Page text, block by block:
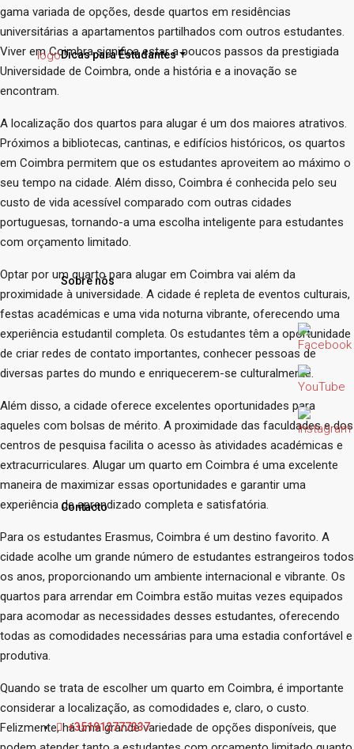
Dicas para Estudantes
Sobre nós
Contacto
+351912777337
gama variada de opções, desde quartos em residências
universitárias a apartamentos partilhados com outros estudantes.
Viver em Coimbra significa estar a poucos passos da prestigiada
Universidade de Coimbra, onde a história e a inovação se
encontram.
A localização dos quartos para alugar é um dos maiores atrativos.
Próximos a bibliotecas, cantinas, e edifícios históricos, os quartos
em Coimbra permitem que os estudantes aproveitem ao máximo o
seu tempo na cidade. Além disso, Coimbra é conhecida pelo seu
custo de vida acessível comparado com outras cidades
portuguesas, tornando-a uma escolha inteligente para estudantes
com orçamento limitado.
Optar por um quarto para alugar em Coimbra vai além da
proximidade à universidade. A cidade é repleta de eventos culturais,
festas académicas e uma vida noturna vibrante, oferecendo uma
experiência estudantil completa. Os estudantes têm a oportunidade
de criar redes de contato importantes, conhecer pessoas de
diversas partes do mundo e enriquecerem-se culturalmente.
Além disso, a cidade oferece excelentes oportunidades para
aqueles com bolsas de mérito. A proximidade das faculdades e dos
centros de pesquisa facilita o acesso às atividades académicas e
extracurriculares. Alugar um quarto em Coimbra é uma excelente
maneira de maximizar essas oportunidades e garantir uma
experiência de aprendizado completa e satisfatória.
Para os estudantes Erasmus, Coimbra é um destino favorito. A
cidade acolhe um grande número de estudantes estrangeiros todos
os anos, proporcionando um ambiente internacional e vibrante. Os
quartos para arrendar em Coimbra estão muitas vezes equipados
para acomodar as necessidades desses estudantes, oferecendo
todas as comodidades necessárias para uma estadia confortável e
produtiva.
Quando se trata de escolher um quarto em Coimbra, é importante
considerar a localização, as comodidades e, claro, o custo.
Felizmente, há uma grande variedade de opções disponíveis, que